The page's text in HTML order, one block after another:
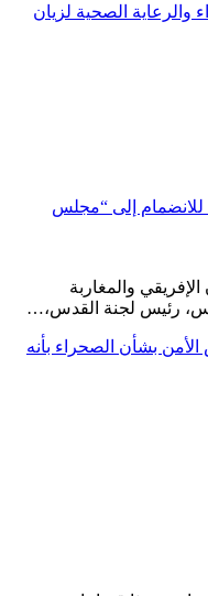
والرعاية الصحية لزيان
إلى “مجلس
والمغاربة
رئيس لجنة القدس،…
بشأن الصحراء بأنه